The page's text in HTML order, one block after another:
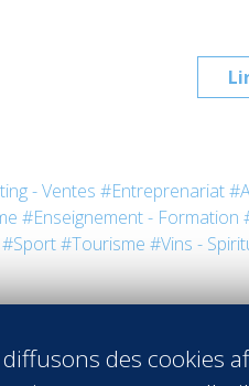
- Ventes #Entreprenariat
#Enseignement - Formation
#Sport#Tourisme #Vins -
des cookies